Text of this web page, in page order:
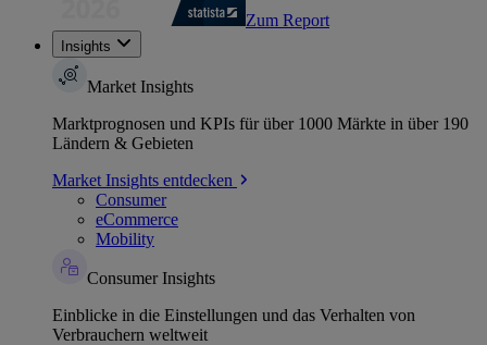
Zum Report
Insights
Market Insights
Marktprognosen und KPIs für über 1000 Märkte in über 190
Ländern & Gebieten
Market Insights entdecken
Consumer
eCommerce
Mobility
Consumer Insights
Einblicke in die Einstellungen und das Verhalten von
Verbrauchern weltweit